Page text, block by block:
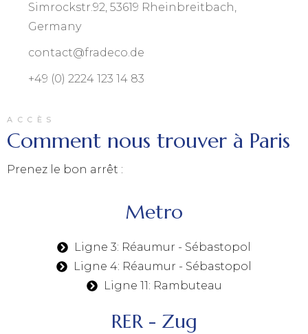
Simrockstr.92, 53619 Rheinbreitbach,
Germany
contact@fradeco.de
+49 (0) 2224 123 14 83
ACCÈS
Comment nous trouver à Paris
Prenez le bon arrêt :
Metro
Ligne 3: Réaumur - Sébastopol
Ligne 4: Réaumur - Sébastopol
Ligne 11: Rambuteau
RER - Zug